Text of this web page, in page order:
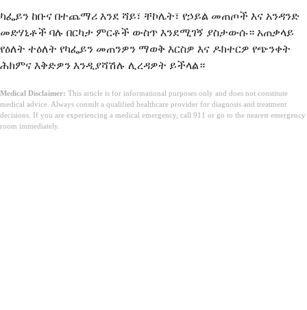
ካፌይን ከቡና በተጨማሪ እንደ ሻይ፣ ቸኮሌት፣ የኃይል መጠጦች እና አንዳንድ
መድሃኒቶች ባሉ በርካታ ምርቶች ውስጥ እንደሚገኝ ያስታውሱ። አጠቃላይ
የዕለት ተዕለት የካፌይን መጠንዎን ማወቅ እርስዎ እና ዶክተርዎ የጭንቀት
ሕክምና እቅድዎን እንዲያሻሽሉ ሊረዳዎት ይችላል።
Medical Disclaimer: This article is for informational purposes only and does not constitute
medical advice. Always consult a qualified healthcare provider for diagnosis and treatment
decisions. If you are experiencing a medical emergency, call 911 or go to the nearest emergency
room immediately.